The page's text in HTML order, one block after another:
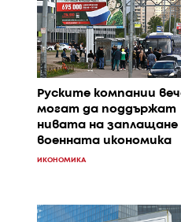
Руските компании
могат да поддържат
нивата на заплащане
военната икономика
ИКОНОМИКА